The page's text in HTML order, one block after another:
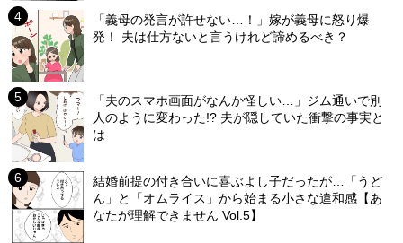
「義母の発言が許せない…！」嫁が義母に怒り爆
発！ 夫は仕方ないと言うけれど諦めるべき？
「夫のスマホ画面がなんか怪しい…」ジム通いで別
人のように変わった!? 夫が隠していた衝撃の事実と
は
結婚前提の付き合いに喜ぶよし子だったが…「うど
ん」と「オムライス」から始まる小さな違和感【あ
なたが理解できません Vol.5】